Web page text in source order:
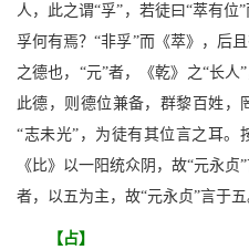
人，此之谓“孚”，若徒曰“萃有位
孚何有焉？“非孚”而《萃》，后
之德也，“元”者，《乾》之“长人
此德，则德位兼备，群黎百姓，
“志未光”，为徒有其位言之耳。
《比》以一阳统众阴，故“元永
者，以五为主，故“元永贞”言于五
【占】